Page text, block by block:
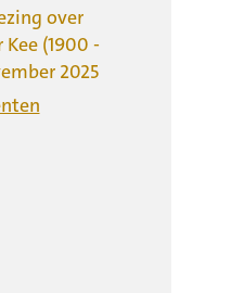
over
(1900 -
2025